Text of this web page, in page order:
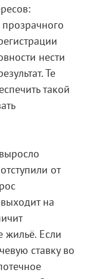
нести
Те
такой
от
на
жильё. Если
ставку во